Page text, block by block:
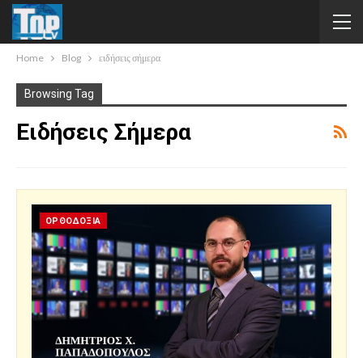
Home Blog ειδήσεις σήμερα
Browsing Tag
Ειδήσεις Σήμερα
ΟΡΘΟΔΟΞΙΑ